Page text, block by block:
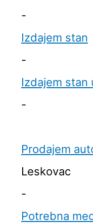
-
Izdajem stan
-
Izdajem stan
-
Prodajem
Leskovac
-
Potrebna